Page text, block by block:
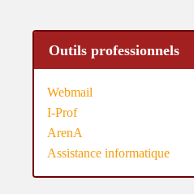
Outils professionnels
Webmail
I-Prof
ArenA
Assistance informatique